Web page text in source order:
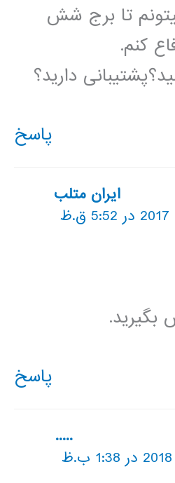
تا برج شش
کنم.
دارید؟
پاسخ
ایران متلب
بگیرید.
پاسخ
.....